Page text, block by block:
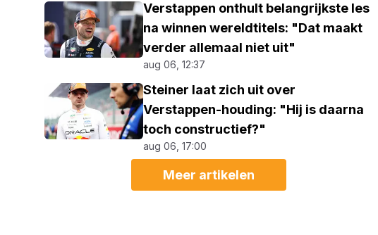
Verstappen onthult belangrijkste les
na winnen wereldtitels: "Dat maakt
verder allemaal niet uit"
aug 06, 12:37
Steiner laat zich uit over
Verstappen-houding: "Hij is daarna
toch constructief?"
aug 06, 17:00
Meer artikelen